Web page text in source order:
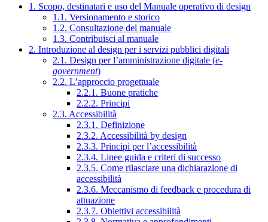
1. Scopo, destinatari e uso del Manuale operativo di design
1.1. Versionamento e storico
1.2. Consultazione del manuale
1.3. Contribuisci al manuale
2. Introduzione al design per i servizi pubblici digitali
2.1. Design per l’amministrazione digitale (e-
government)
2.2. L’approccio progettuale
2.2.1. Buone pratiche
2.2.2. Principi
2.3. Accessibilità
2.3.1. Definizione
2.3.2. Accessibilità by design
2.3.3. Principi per l’accessibilità
2.3.4. Linee guida e criteri di successo
2.3.5. Come rilasciare una dichiarazione di
accessibilità
2.3.6. Meccanismo di feedback e procedura di
attuazione
2.3.7. Obiettivi accessibilità